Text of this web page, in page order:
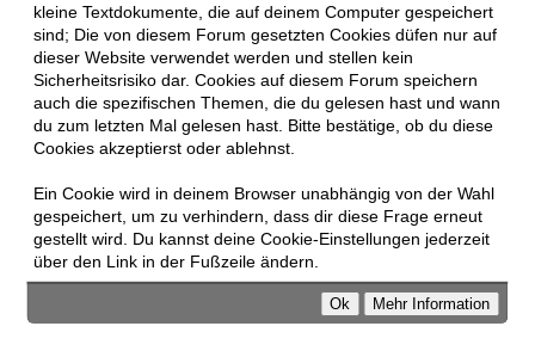
kleine Textdokumente, die auf deinem Computer gespeichert
sind; Die von diesem Forum gesetzten Cookies düfen nur auf
dieser Website verwendet werden und stellen kein
Sicherheitsrisiko dar. Cookies auf diesem Forum speichern
auch die spezifischen Themen, die du gelesen hast und wann
du zum letzten Mal gelesen hast. Bitte bestätige, ob du diese
Cookies akzeptierst oder ablehnst.
Ein Cookie wird in deinem Browser unabhängig von der Wahl
gespeichert, um zu verhindern, dass dir diese Frage erneut
gestellt wird. Du kannst deine Cookie-Einstellungen jederzeit
über den Link in der Fußzeile ändern.